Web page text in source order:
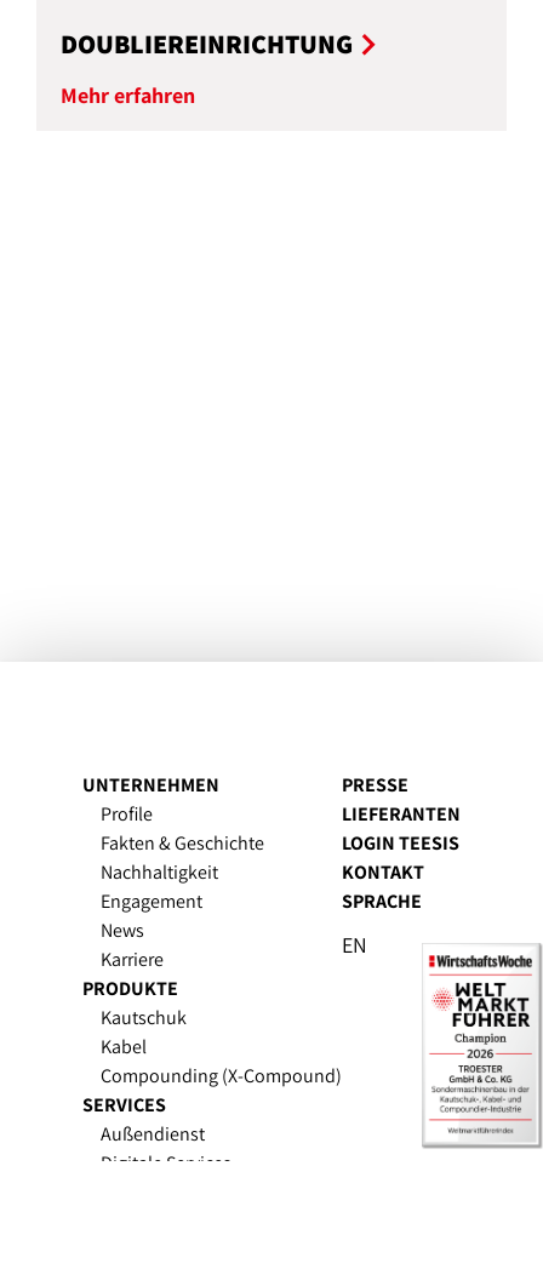
DOUBLIEREINRICHTUNG
Mehr erfahren
UNTERNEHMEN
Profile
Fakten & Geschichte
Nachhaltigkeit
Engagement
News
Karriere
PRODUKTE
Kautschuk
Kabel
Compounding (X-Compound)
SERVICES
Außendienst
Digitale Services
PRESSE
LIEFERANTEN
LOGIN TEESIS
KONTAKT
SPRACHE
EN